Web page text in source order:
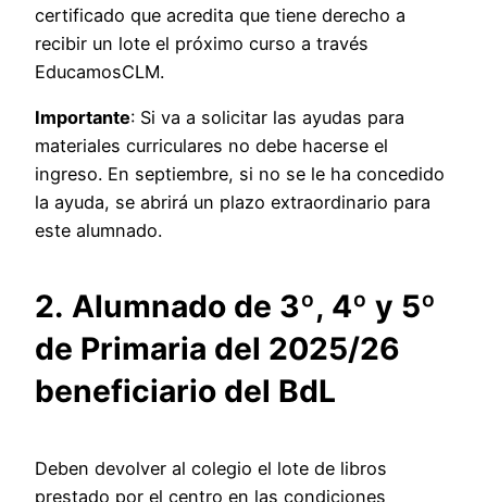
certificado que acredita que tiene derecho a
recibir un lote el próximo curso a través
EducamosCLM.
Importante: Si va a solicitar las ayudas para
materiales curriculares no debe hacerse el
ingreso. En septiembre, si no se le ha concedido
la ayuda, se abrirá un plazo extraordinario para
este alumnado.
2. Alumnado de 3º, 4º y 5º
de Primaria del 2025/26
beneficiario del BdL
Deben devolver al colegio el lote de libros
prestado por el centro en las condiciones